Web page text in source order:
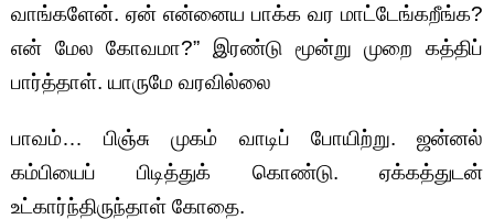
வாங்களேன். ஏன் என்னைய பாக்க வர மாட்டேங்கறீங்க?
என் மேல கோவமா?” இரண்டு மூன்று முறை கத்திப்
பார்த்தாள். யாருமே வரவில்லை
பாவம்… பிஞ்சு முகம் வாடிப் போயிற்று. ஜன்னல்
கம்பியைப் பிடித்துக் கொண்டு. ஏக்கத்துடன்
உட்கார்ந்திருந்தாள் கோதை.